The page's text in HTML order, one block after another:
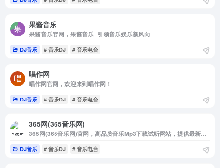
果酱音乐
果酱音乐官网，果酱音乐_引领音乐娱乐新风向
DJ音乐 # 音乐DJ # 音乐电台
唱作网
唱作网官网，欢迎来到唱作网！
DJ音乐 # 音乐DJ # 音乐电台
365网(365音乐网)
365网(365音乐网)官网，高品质音乐Mp3下载试听网站，提供最新最好听的流行歌曲，网络歌曲，以及权威，全面的歌曲排行榜。
DJ音乐 # 音乐DJ # 音乐电台